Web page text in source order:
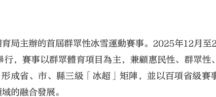
局主辦的首屆群眾性冰雪運動賽事。2025年12月
，賽事以群眾體育項目為主，兼顧惠民性、群眾性
成省、市、縣三級「冰超」矩陣，並以百項省級賽
的融合發展。